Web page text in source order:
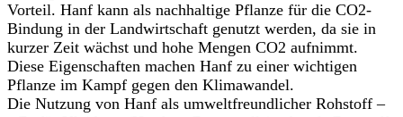
Vorteil. Hanf kann als nachhaltige Pflanze für die CO2-
Bindung in der Landwirtschaft genutzt werden, da sie in
kurzer Zeit wächst und hohe Mengen CO2 aufnimmt.
Diese Eigenschaften machen Hanf zu einer wichtigen
Pflanze im Kampf gegen den Klimawandel.
Die Nutzung von Hanf als umweltfreundlicher Rohstoff –